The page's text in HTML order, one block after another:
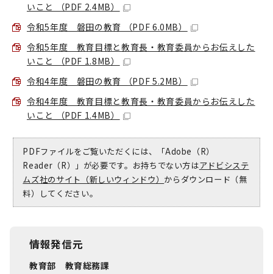
いこと （PDF 2.4MB）
令和5年度 磐田の教育 （PDF 6.0MB）
令和5年度 教育目標と教育長・教育委員からお伝えした
いこと （PDF 1.8MB）
令和4年度 磐田の教育 （PDF 5.2MB）
令和4年度 教育目標と教育長・教育委員からお伝えした
いこと （PDF 1.4MB）
PDFファイルをご覧いただくには、「Adobe（R）
Reader（R）」が必要です。お持ちでない方はアドビシステ
ムズ社のサイト（新しいウィンドウ） からダウンロード（無
料）してください。
情報発信元
教育部 教育総務課